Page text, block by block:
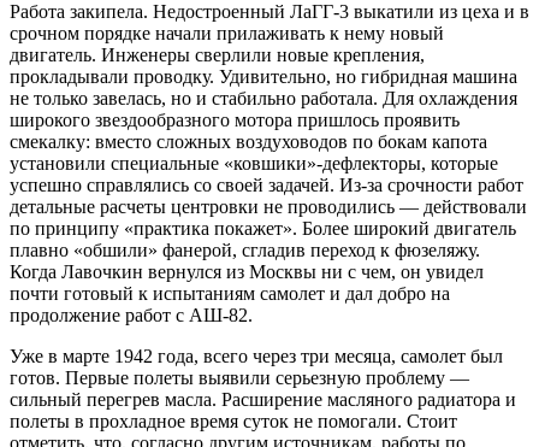
Работа закипела. Недостроенный ЛаГГ-3 выкатили из цеха и в
срочном порядке начали прилаживать к нему новый
двигатель. Инженеры сверлили новые крепления,
прокладывали проводку. Удивительно, но гибридная машина
не только завелась, но и стабильно работала. Для охлаждения
широкого звездообразного мотора пришлось проявить
смекалку: вместо сложных воздуховодов по бокам капота
установили специальные «ковшики»-дефлекторы, которые
успешно справлялись со своей задачей. Из-за срочности работ
детальные расчеты центровки не проводились — действовали
по принципу «практика покажет». Более широкий двигатель
плавно «обшили» фанерой, сгладив переход к фюзеляжу.
Когда Лавочкин вернулся из Москвы ни с чем, он увидел
почти готовый к испытаниям самолет и дал добро на
продолжение работ с АШ-82.
Уже в марте 1942 года, всего через три месяца, самолет был
готов. Первые полеты выявили серьезную проблему —
сильный перегрев масла. Расширение масляного радиатора и
полеты в прохладное время суток не помогали. Стоит